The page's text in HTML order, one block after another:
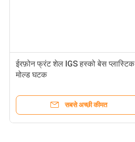
ईरफ़ोन फ्रंट शेल IGS हस्को बेस प्लास्टिक
मोल्ड घटक
सबसे अच्छी कीमत